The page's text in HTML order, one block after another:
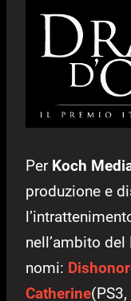
Per Koch
produzione e
nell’ambito del
nomi:
Catherine